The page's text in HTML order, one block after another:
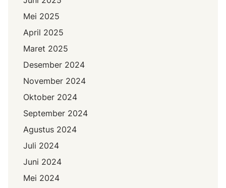
Mei 2025
April 2025
Maret 2025
Desember 2024
November 2024
Oktober 2024
September 2024
Agustus 2024
Juli 2024
Juni 2024
Mei 2024